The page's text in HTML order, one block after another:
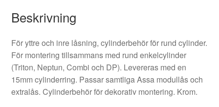
Beskrivning
För yttre och inre låsning, cylinderbehör för rund cylinder.
För montering tillsammans med rund enkelcylinder
(Triton, Neptun, Combi och DP). Levereras med en
15mm cylinderring. Passar samtliga Assa modullås och
extralås. Cylinderbehör för dekorativ montering. Krom.